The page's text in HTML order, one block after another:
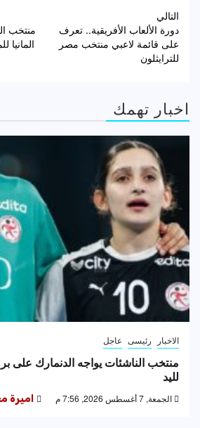
تصفّح
المقالات
منتخب
التالي
دورة الألعاب الأفريقية.. تعرف
على قائمة لاعبي منتخب مصر
للترايثلون
اخبار تهمك
الاخبار رئيسى عاجل
منتخب الناشئات يواجه الدنمارك على
لليد
الجمعة, 7 أغسطس 2026, 7:56 م اميرة